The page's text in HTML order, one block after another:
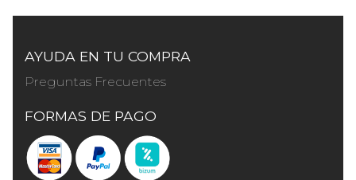
AYUDA EN TU COMPRA
Preguntas Frecuentes
FORMAS DE PAGO